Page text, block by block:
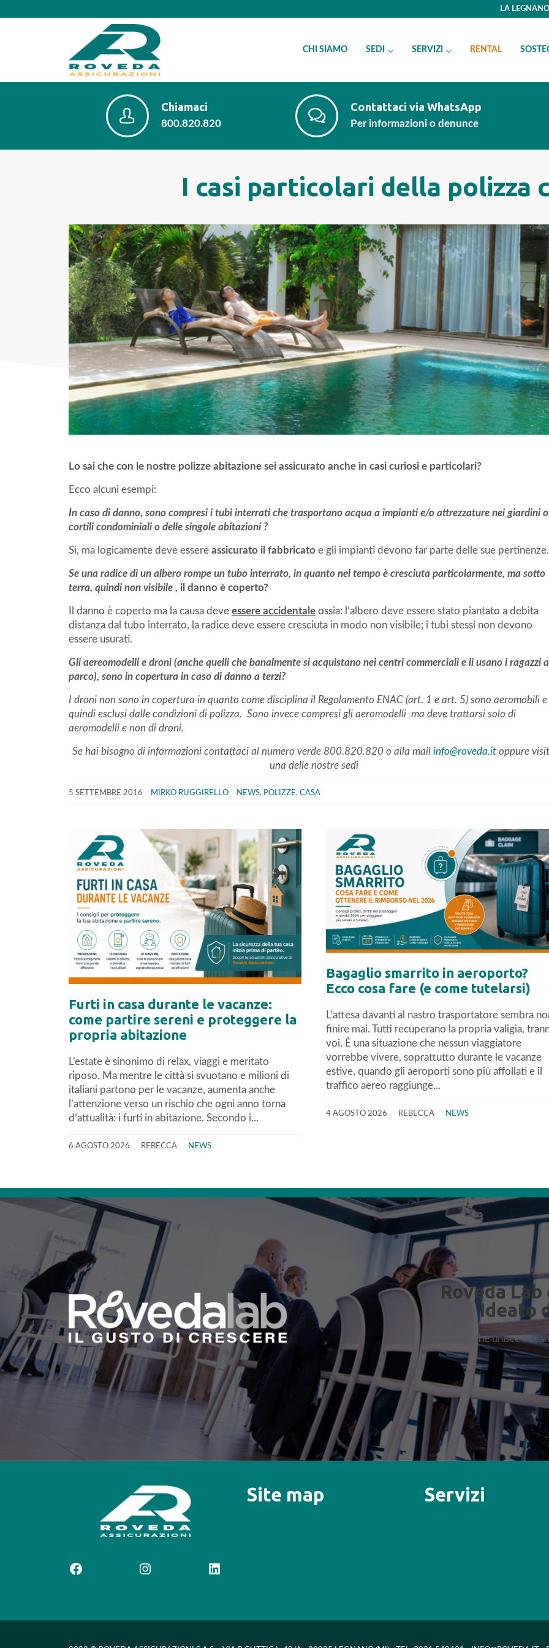
LA
CHI SIAMO SEDI SERVIZI RENTAL
Chiamaci
800.820.820
Contattaci via WhatsApp
Per informazioni o denunce
I casi particolari della polizza
Lo sai che con le nostre polizze abitazione sei assicurato anche in casi curiosi e particolari?
Ecco alcuni esempi:
In caso di danno, sono compresi i tubi interrati che trasportano acqua a impianti e/o attrezzature nei giardini o
cortili condominiali o delle singole abitazioni ?
Si, ma logicamente deve essere assicurato il fabbricato e gli impianti devono far parte delle sue pertinenze.
Se una radice di un albero rompe un tubo interrato, in quanto nel tempo è cresciuta particolarmente, ma sotto
terra, quindi non visibile , il danno è coperto?
Il danno è coperto ma la causa deve essere accidentale ossia: l’albero deve essere stato piantato a debita
distanza dal tubo interrato, la radice deve essere cresciuta in modo non visibile; i tubi stessi non devono
essere usurati.
Gli aereomodelli e droni (anche quelli che banalmente si acquistano nei centri commerciali e li usano i ragazzi
parco), sono in copertura in caso di danno a terzi?
I droni non sono in copertura in quanto come disciplina il Regolamento ENAC (art. 1 e art. 5) sono aeromobili e
quindi esclusi dalle condizioni di polizza. Sono invece compresi gli aeromodelli ma deve trattarsi solo di
aeromodelli e non di droni.
Se hai bisogno di informazioni contattaci al numero verde 800.820.820 o alla mail info@roveda.it oppure
una delle nostre sedi
5 SETTEMBRE 2016 MIRKO RUGGIRELLO NEWS, POLIZZE , CASA
Furti in casa durante le vacanze:
come partire sereni e proteggere la
propria abitazione
L’estate è sinonimo di relax, viaggi e meritato
riposo. Ma mentre le città si svuotano e milioni di
italiani partono per le vacanze, aumenta anche
l’attenzione verso un rischio che ogni anno torna
d’attualità: i furti in abitazione. Secondo i...
6 AGOSTO 2026 REBECCA NEWS
Bagaglio smarrito in aeroporto?
Ecco cosa fare (e come tutelarsi)
L’attesa davanti al nastro trasportatore sembra
finire mai. Tutti recuperano la propria valigia,
voi. È una situazione che nessun viaggiatore
vorrebbe vivere, soprattutto durante le vacanze
estive, quando gli aeroporti sono più affollati e il
traffico aereo raggiunge...
4 AGOSTO 2026 REBECCA NEWS
Roveda
Ideato
che unisce il
Facebook Instagram LinkedIn
Site map Servizi